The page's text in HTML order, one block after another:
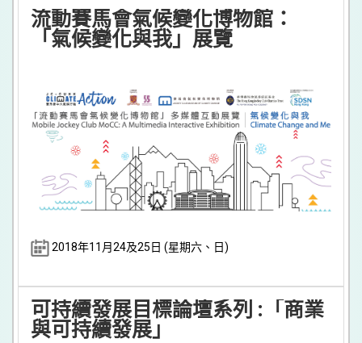
流動賽馬會氣候變化博物館：
「氣候變化與我」展覽
2018年11月24及25日 (星期六、日)
可持續發展目標論壇系列 :「商業
與可持續發展」